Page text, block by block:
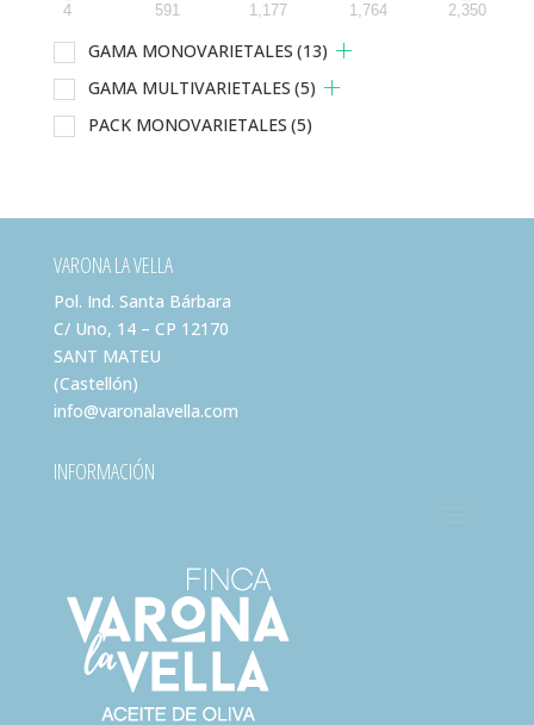
4 591 1,177 1,764 2,350
GAMA MONOVARIETALES (13)
GAMA MULTIVARIETALES (5)
PACK MONOVARIETALES (5)
VARONA LA VELLA
Pol. Ind. Santa Bárbara
C/ Uno, 14 – CP 12170
SANT MATEU
(Castellón)
info@varonalavella.com
INFORMACIÓN